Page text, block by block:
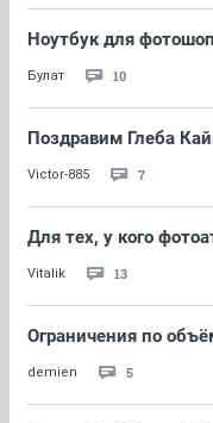
Ноутбук для
Булат 10
Поздравим Глеба
Victor-885 7
Для тех, у кого
Vitalik 13
Ограничения по
demien 5